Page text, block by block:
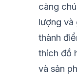
càng
lượng và
thành
thích đồ
và sản